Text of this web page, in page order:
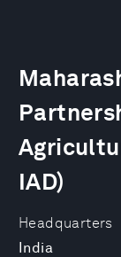
Headquarters
India
IAD)